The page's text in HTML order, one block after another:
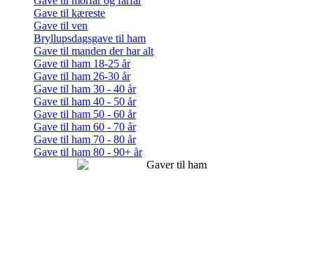
Gave til kæreste
Gave til ven
Bryllupsdagsgave til ham
Gave til manden der har alt
Gave til ham 18-25 år
Gave til ham 26-30 år
Gave til ham 30 - 40 år
Gave til ham 40 - 50 år
Gave til ham 50 - 60 år
Gave til ham 60 - 70 år
Gave til ham 70 - 80 år
Gave til ham 80 - 90+ år